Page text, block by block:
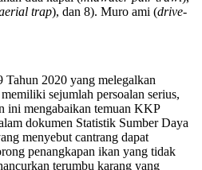
trap), dan 8). Muro ami (drive-
Tahun 2020 yang melegalkan
sejumlah persoalan serius,
ini mengabaikan temuan KKP
dokumen Statistik Sumber Daya
menyebut cantrang dapat
penangkapan ikan yang tidak
terumbu karang yang